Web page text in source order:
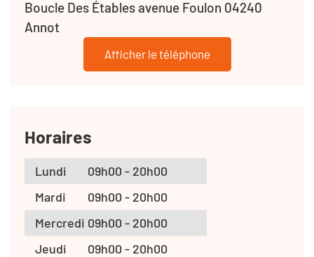
Boucle Des Étables avenue Foulon 04240
Annot
Afficher le téléphone
Horaires
Lundi
09h00 - 20h00
Mardi
09h00 - 20h00
Mercredi 09h00 - 20h00
Jeudi
09h00 - 20h00